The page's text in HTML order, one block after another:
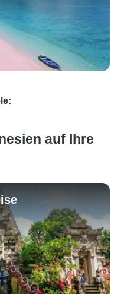
auf Ihre